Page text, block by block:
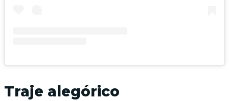
Traje alegórico